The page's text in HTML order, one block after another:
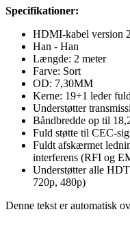
Specifikationer:
HDMI-kabel version
Han - Han
Længde: 2 meter
Farve: Sort
OD: 7,30MM
Kerne: 19+1 leder
Understøtter
Båndbredde op til
Fuld støtte til CEC-
Fuldt afskærmet
interferens (RFI og
Understøtter alle
720p, 480p)
Denne tekst er automatisk